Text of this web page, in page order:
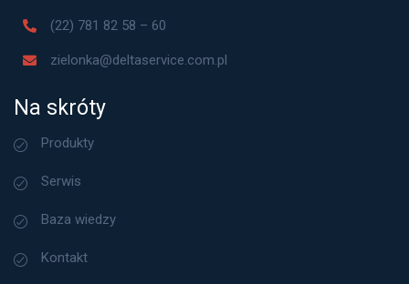
(22) 781 82 58 – 60
zielonka@deltaservice.com.pl
Na skróty
Produkty
Serwis
Baza wiedzy
Kontakt